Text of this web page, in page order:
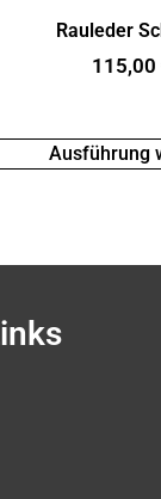
Rauleder
115,00
Ausführung